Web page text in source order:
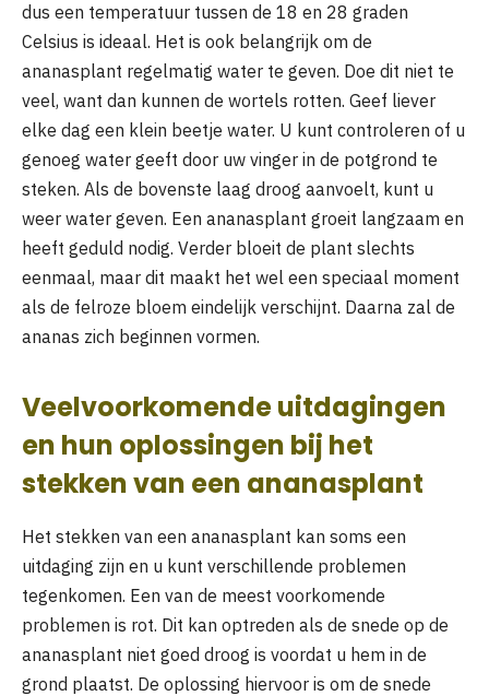
dus een temperatuur tussen de 18 en 28 graden
Celsius is ideaal. Het is ook belangrijk om de
ananasplant regelmatig water te geven. Doe dit niet te
veel, want dan kunnen de wortels rotten. Geef liever
elke dag een klein beetje water. U kunt controleren of u
genoeg water geeft door uw vinger in de potgrond te
steken. Als de bovenste laag droog aanvoelt, kunt u
weer water geven. Een ananasplant groeit langzaam en
heeft geduld nodig. Verder bloeit de plant slechts
eenmaal, maar dit maakt het wel een speciaal moment
als de felroze bloem eindelijk verschijnt. Daarna zal de
ananas zich beginnen vormen.
Veelvoorkomende uitdagingen
en hun oplossingen bij het
stekken van een ananasplant
Het stekken van een ananasplant kan soms een
uitdaging zijn en u kunt verschillende problemen
tegenkomen. Een van de meest voorkomende
problemen is rot. Dit kan optreden als de snede op de
ananasplant niet goed droog is voordat u hem in de
grond plaatst. De oplossing hiervoor is om de snede